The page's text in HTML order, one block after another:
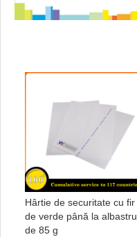
Hârtie de securitate cu fir
de verde până la albastru
de 85 g